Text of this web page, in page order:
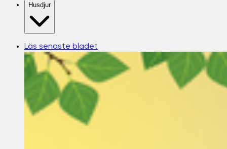
Husdjur
Läs senaste bladet